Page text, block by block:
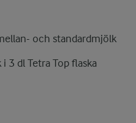
och standardmjölk
3 dl Tetra Top flaska